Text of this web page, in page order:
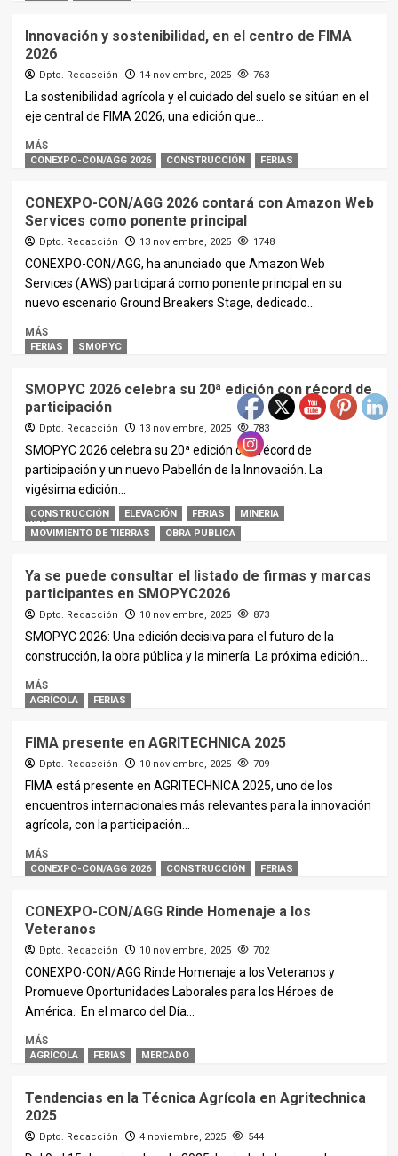
Innovación y sostenibilidad, en el centro de FIMA
2026
Dpto. Redacción 14 noviembre, 2025 763
La sostenibilidad agrícola y el cuidado del suelo se sitúan en el
eje central de FIMA 2026, una edición que...
MÁS
CONEXPO-CON/AGG 2026 CONSTRUCCIÓN FERIAS
CONEXPO-CON/AGG 2026 contará con Amazon Web
Services como ponente principal
Dpto. Redacción 13 noviembre, 2025 1748
CONEXPO-CON/AGG, ha anunciado que Amazon Web
Services (AWS) participará como ponente principal en su
nuevo escenario Ground Breakers Stage, dedicado...
MÁS
FERIAS SMOPYC
SMOPYC 2026 celebra su 20ª edición con récord de
participación
Dpto. Redacción 13 noviembre, 2025 783
SMOPYC 2026 celebra su 20ª edición con récord de
participación y un nuevo Pabellón de la Innovación. La
vigésima edición...
MÁS
CONSTRUCCIÓN ELEVACIÓN FERIAS
MINERIA
MOVIMIENTO DE TIERRAS
OBRA PUBLICA
Ya se puede consultar el listado de firmas y marcas
participantes en SMOPYC2026
Dpto. Redacción 10 noviembre, 2025 873
SMOPYC 2026: Una edición decisiva para el futuro de la
construcción, la obra pública y la minería. La próxima edición...
MÁS
AGRÍCOLA FERIAS
FIMA presente en AGRITECHNICA 2025
Dpto. Redacción 10 noviembre, 2025 709
FIMA está presente en AGRITECHNICA 2025, uno de los
encuentros internacionales más relevantes para la innovación
agrícola, con la participación...
MÁS
CONEXPO-CON/AGG 2026 CONSTRUCCIÓN FERIAS
CONEXPO-CON/AGG Rinde Homenaje a los
Veteranos
Dpto. Redacción 10 noviembre, 2025 702
CONEXPO-CON/AGG Rinde Homenaje a los Veteranos y
Promueve Oportunidades Laborales para los Héroes de
América. En el marco del Día...
MÁS
AGRÍCOLA FERIAS MERCADO
Tendencias en la Técnica Agrícola en Agritechnica
2025
Dpto. Redacción 4 noviembre, 2025 544